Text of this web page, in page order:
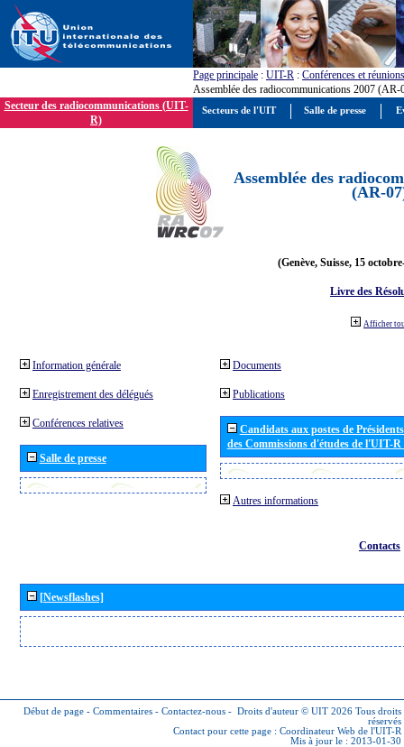
Page principale : UIT-R : Conférences et réunions
Assemblée des radiocommunications 2007 (AR-
Secteur des radiocommunications (UIT-
R)
Assemblée des
(AR-
(Genève, Suisse, 15
Livre des
Afficher
Information générale
Enregistrement des délégués
Conférences relatives
Salle de presse
Documents
Publications
Candidats aux postes de
des Commissions d'études de l'UIT-
Autres informations
Contacts
[Newsflashes]
Début de page - Commentaires - Contactez-nous - Droits d'auteur © UIT 2026 Tous droits
réservés
Contact pour cette page : Coordinateur Web de l'UIT-R
Mis à jour le : 2013-01-30
Secteurs de l'UIT Salle de presse